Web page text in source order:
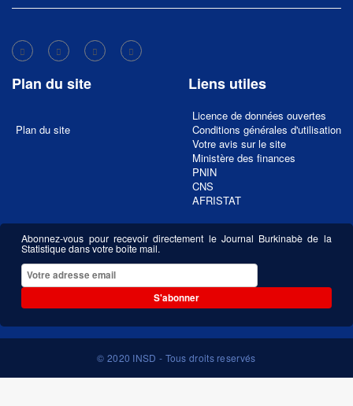
Plan du site
Plan du site
Liens utiles
Licence de données ouvertes
Conditions générales d'utilisation
Votre avis sur le site
Ministère des finances
PNIN
CNS
AFRISTAT
Abonnez-vous pour recevoir directement le Journal Burkinabè de la
Statistique dans votre boîte mail.
S'abonner
© 2020 INSD - Tous droits reservés